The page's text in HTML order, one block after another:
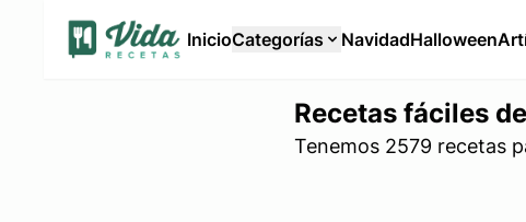
InicioCategorías NavidadHalloween
Recetas fáciles
Tenemos 2579 recetas